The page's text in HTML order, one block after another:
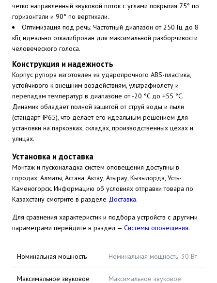
четко направленный звуковой поток с углами покрытия 75° по
горизонтали и 90° по вертикали.
Оптимизация под речь: Частотный диапазон от 250 Гц до 8
кГц идеально откалиброван для максимальной разборчивости
человеческого голоса.
Конструкция и надежность
Корпус рупора изготовлен из ударопрочного ABS-пластика,
устойчивого к внешним воздействиям, ультрафиолету и
перепадам температур в диапазоне от -20 °C до +55 °C.
Динамик обладает полной защитой от струй воды и пыли
(стандарт IP65), что делает его идеальным решением для
установки на парковках, складах, производственных цехах и
улицах.
Установка и доставка
Монтаж и пусконаладка систем оповещения доступны в
городах: Алматы, Астана, Актау, Атырау, Кызылорда, Усть-
Каменогорск. Информацию об условиях отправки товара по
Казахстану смотрите в разделе Доставка.
Для сравнения характеристик и подбора устройств с другими
параметрами перейдите в раздел — Системы оповещения.
Номинальная мощность Номинальная мощность: 30 Вт
Максимальное звуковое
Максимальное звуковое